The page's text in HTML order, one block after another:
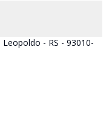
- RS - 93010-